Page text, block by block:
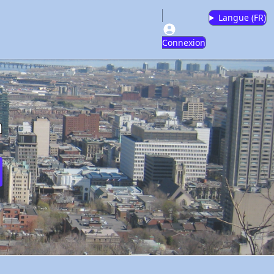
Connexion
Langue (FR)